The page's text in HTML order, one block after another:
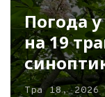
Погода у
на 19
Тра 18, 2026